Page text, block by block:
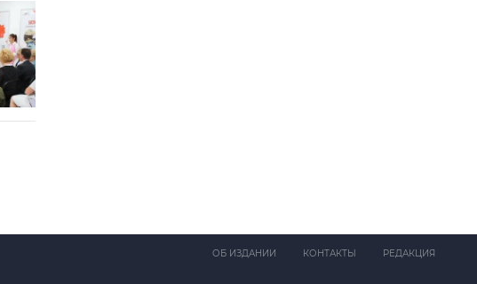
ОБ ИЗДАНИИ КОНТАКТЫ РЕДАКЦИЯ